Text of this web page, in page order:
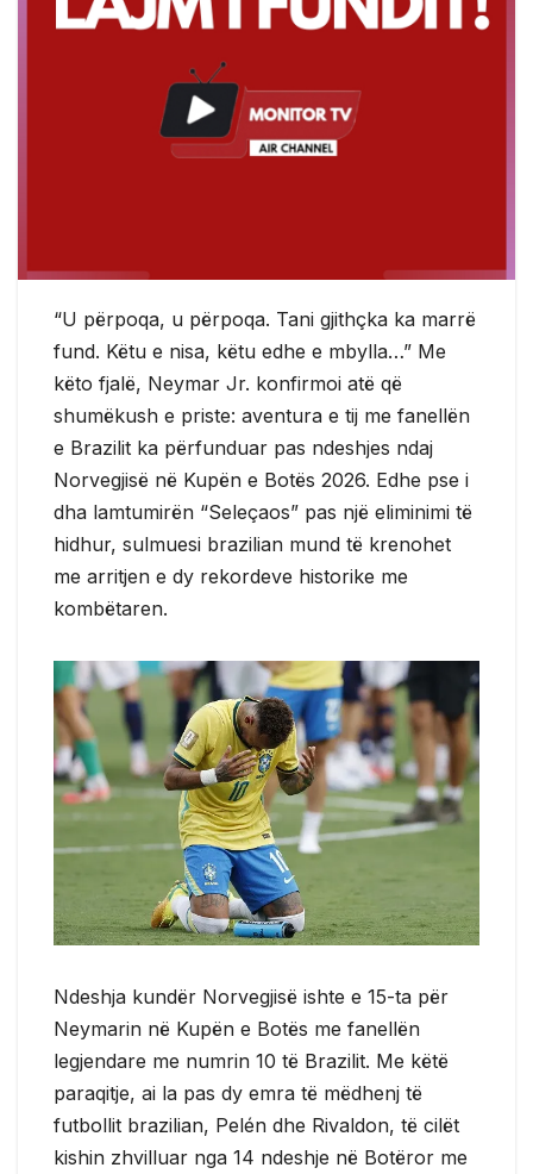
“U përpoqa, u përpoqa. Tani gjithçka ka marrë
fund. Këtu e nisa, këtu edhe e mbylla…” Me
këto fjalë, Neymar Jr. konfirmoi atë që
shumëkush e priste: aventura e tij me fanellën
e Brazilit ka përfunduar pas ndeshjes ndaj
Norvegjisë në Kupën e Botës 2026. Edhe pse i
dha lamtumirën “Seleçaos” pas një eliminimi të
hidhur, sulmuesi brazilian mund të krenohet
me arritjen e dy rekordeve historike me
kombëtaren.
Ndeshja kundër Norvegjisë ishte e 15-ta për
Neymarin në Kupën e Botës me fanellën
legjendare me numrin 10 të Brazilit. Me këtë
paraqitje, ai la pas dy emra të mëdhenj të
futbollit brazilian, Pelén dhe Rivaldon, të cilët
kishin zhvilluar nga 14 ndeshje në Botëror me